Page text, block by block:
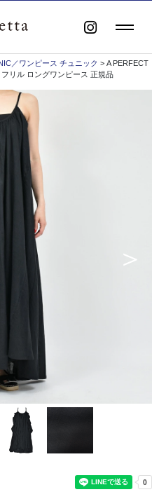
／ワンピース チュニック > A PERFECT
リル ロングワンピース 正規品